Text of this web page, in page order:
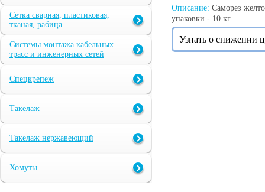
Сетка сварная, пластиковая,
тканая, рабица
Системы монтажа кабельных
трасс и инженерных сетей
Спецкрепеж
Такелаж
Такелаж нержавеющий
Хомуты
Описание: Саморез
упаковки - 10 кг
Узнать о снижении